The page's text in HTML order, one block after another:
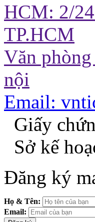
HCM: 2/
TP.HCM
Văn
nội
Email:
Giấy
Sở kế
Đăng ký
Họ & Tên:
Email: